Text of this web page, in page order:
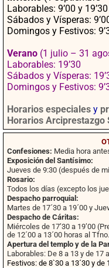
Laborables: 9’00 y 19’30
Sábados y Vísperas:
Domingos y Festivos:
Verano (1 julio – 31
Laborables: 19’30
Sábados y Vísperas:
Domingos y Festivos:
Horarios especiales y
Horarios Arciprestazgo
Confesiones: Media hora
Exposición del Santísimo:
Jueves de 9:30 (después de
Rosario:
Todos los días (excepto los
Despacho parroquial:
Martes de 17´30 a 19´00 y
Despacho de Cáritas:
Miércoles de 17’30 a 19’00
de 12´00 a 13´00 horas al
Apertura del templo y de la
Laborables: De 8 a 13 y de 17
Festivos: de 8`30 a 13´30 y de